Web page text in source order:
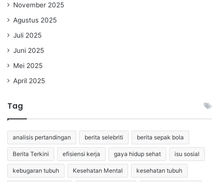
November 2025
Agustus 2025
Juli 2025
Juni 2025
Mei 2025
April 2025
Tag
analisis pertandingan berita selebriti berita sepak bola
Berita Terkini efisiensi kerja gaya hidup sehat isu sosial
kebugaran tubuh Kesehatan Mental kesehatan tubuh